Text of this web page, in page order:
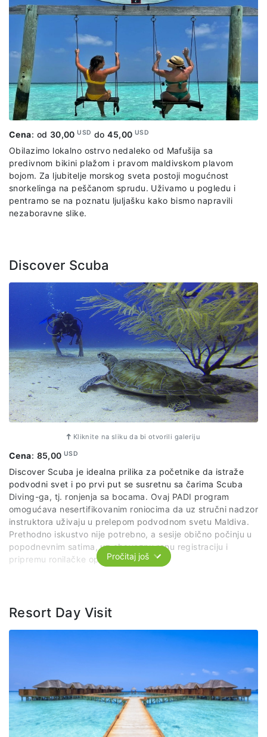
Cena: od 30,00USD do45,00 USD
Obilazimo lokalno ostrvo nedaleko od Mafušija sa
predivnom bikini plažom i pravom maldivskom plavom
bojom. Za ljubitelje morskog sveta postoji mogućnost
snorkelinga na peščanom sprudu. Uživamo u pogledu i
pentramo se na poznatu ljuljašku kako bismo napravili
nezaboravne slike.
Discover Scuba
Kliknite na sliku da bi otvorili galeriju
Cena: 85,00USD
Discover Scuba je idealna prilika za početnike da istraže
podvodni svet i po prvi put se susretnu sa čarima Scuba
Diving-ga, tj. ronjenja sa bocama. Ovaj PADI program
omogućava nesertifikovanim roniocima da uz stručni nadzor
instruktora uživaju u prelepom podvodnom svetu Maldiva.
Prethodno iskustvo nije potrebno, a sesije obično počinju u
popodnevnim satima, uz obaveznu ranu registraciju i
pripremu ronilačke opreme.
minuta na dubini od 5-8 m na obližnjem grebenu uz
pratnju stručnih lica , uz pogled na fascinantan podvodni
živo Maldiva, boca, maska, peraja, organizovani prevoz
Pročitaj još
Resort Day Visit